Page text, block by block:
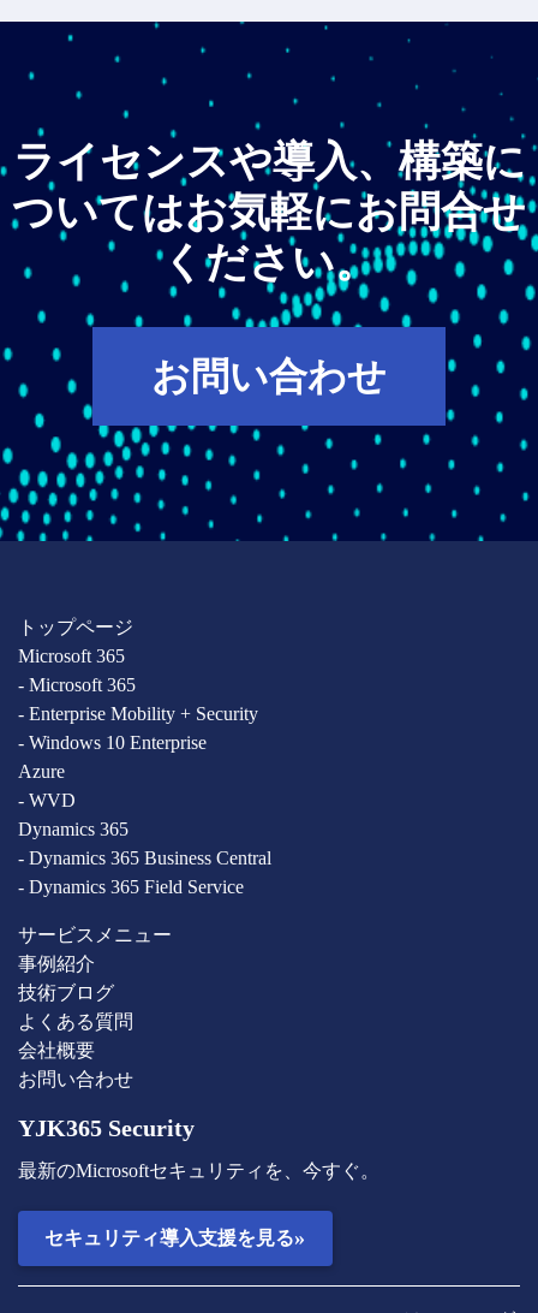
ライセンスや導入、構築に
ついてはお気軽にお問合せ
ください。
お問い合わせ
トップページ
Microsoft 365
- Microsoft 365
- Enterprise Mobility + Security
- Windows 10 Enterprise
Azure
- WVD
Dynamics 365
- Dynamics 365 Business Central
- Dynamics 365 Field Service
サービスメニュー
事例紹介
技術ブログ
よくある質問
会社概要
お問い合わせ
YJK365 Security
最新のMicrosoftセキュリティを、今すぐ。
セキュリティ導入支援を見る»